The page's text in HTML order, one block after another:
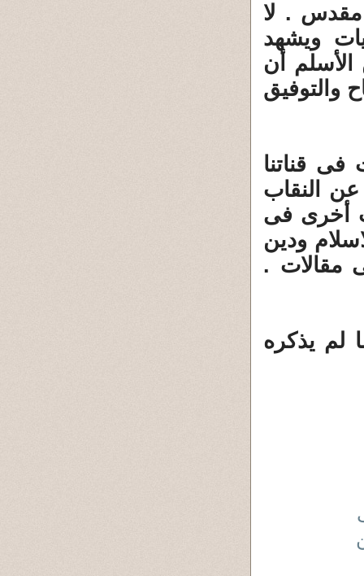
مقدس . لا
ويشهد
الأسلم أن
والتوفيق
قناتنا
النقاب
أخرى فى
ودين
مقالات .
لم يذكره